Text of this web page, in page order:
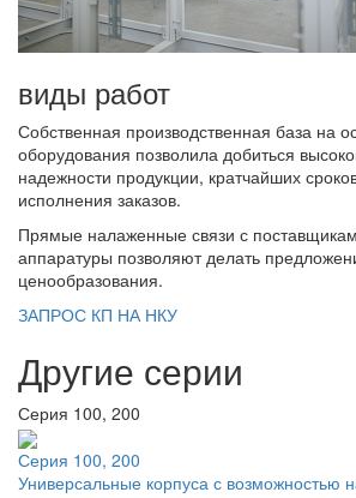
виды работ
Собственная производственная база на
оборудования позволила добиться
надежности продукции, кратчайших
исполнения заказов.
Прямые налаженные связи с
аппаратуры позволяют делать
ценообразования.
ЗАПРОС КП НА НКУ
Другие серии
Серия 100, 200
Серия 100, 200
Универсальные корпуса с возможностью